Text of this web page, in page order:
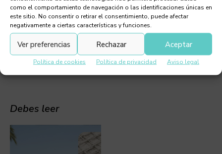
como el comportamiento de navegación o las identificaciones únicas en
este sitio. No consentir o retirar el consentimiento, puede afectar
negativamente a ciertas características y funciones.
Aceptar
Rechazar
Ver preferencias
Política de cookies Política de privacidad Aviso legal
Debes leer